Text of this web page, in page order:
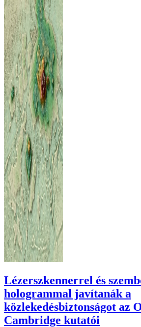
Lézerszkennerrel és
hologrammal javítanák a
közlekedésbiztonságot az
Cambridge kutatói